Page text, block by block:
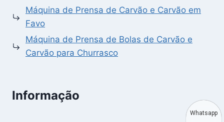
Máquina de Prensa de Carvão e Carvão em
Favo
Máquina de Prensa de Bolas de Carvão e
Carvão para Churrasco
Informação
Whatsapp